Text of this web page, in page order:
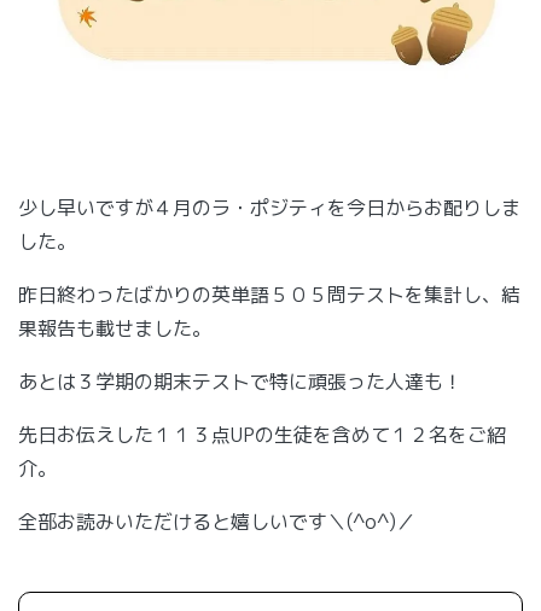
少し早いですが４月のラ・ポジティを今日からお配りしま
した。
昨日終わったばかりの英単語５０５問テストを集計し、結
果報告も載せました。
あとは３学期の期末テストで特に頑張った人達も！
先日お伝えした１１３点UPの生徒を含めて１２名をご紹
介。
全部お読みいただけると嬉しいです＼(^o^)／